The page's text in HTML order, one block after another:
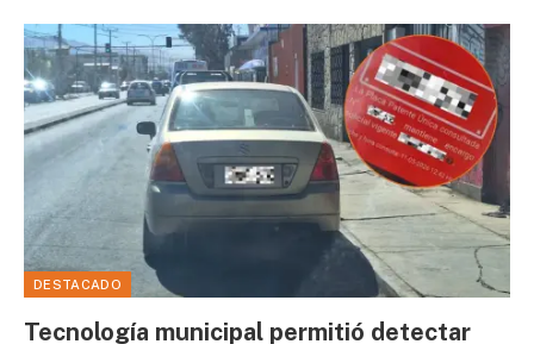
DESTACADO
Tecnología municipal permitió detectar